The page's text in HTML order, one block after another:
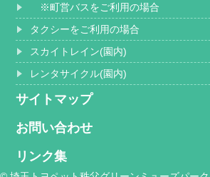
※町営バスをご利用の場合
タクシーをご利用の場合
スカイトレイン(園内)
レンタサイクル(園内)
サイトマップ
お問い合わせ
リンク集